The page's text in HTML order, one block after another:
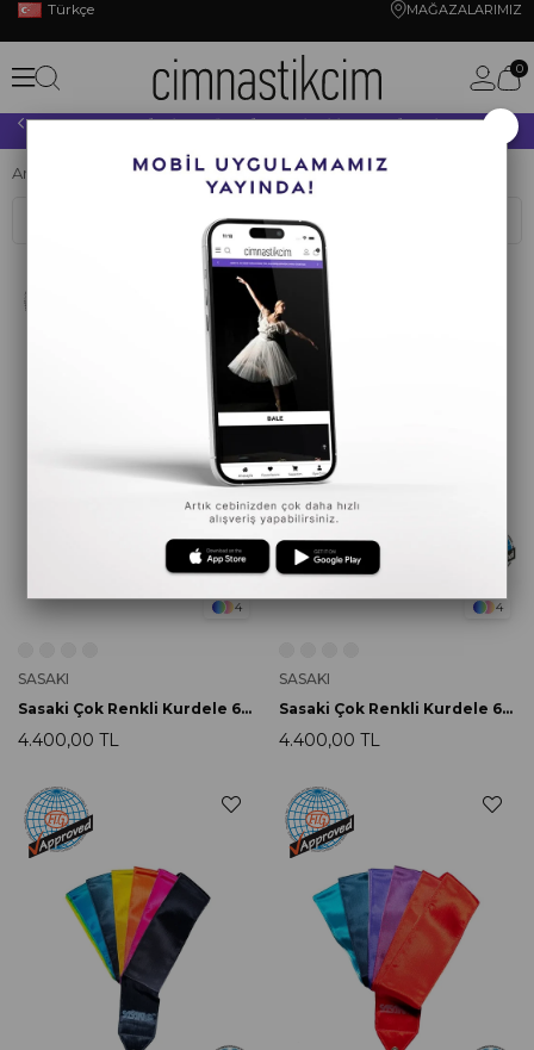
Türkçe MAĞAZALARIMIZ
0
10.000 TL VE ÜZERİ YAPACAĞINIZ TÜM ALIŞVERİŞLERİNİZDE KARGO ÜCRETSİZ!
Anasayfa CİMNASTİK ALETLER Kurdele
4
SASAKI
Sasaki Çok Renkli Kurdele 6m M-71AG AGx025
4.400,00 TL
4
SASAKI
Sasaki Çok Renkli Kurdele 6m M-71AG AGx028
4.400,00 TL